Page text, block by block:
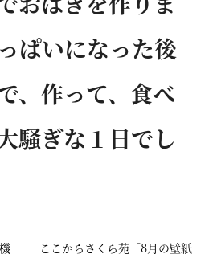
ぱいになった後
、作って、食べ
騒ぎな１日でし
ここからさくら苑「8月の壁紙